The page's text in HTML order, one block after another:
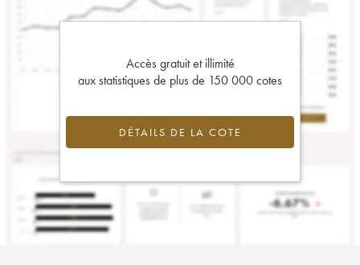
Accès gratuit et illimité
aux statistiques de plus de 150 000 cotes
DÉTAILS DE LA COTE